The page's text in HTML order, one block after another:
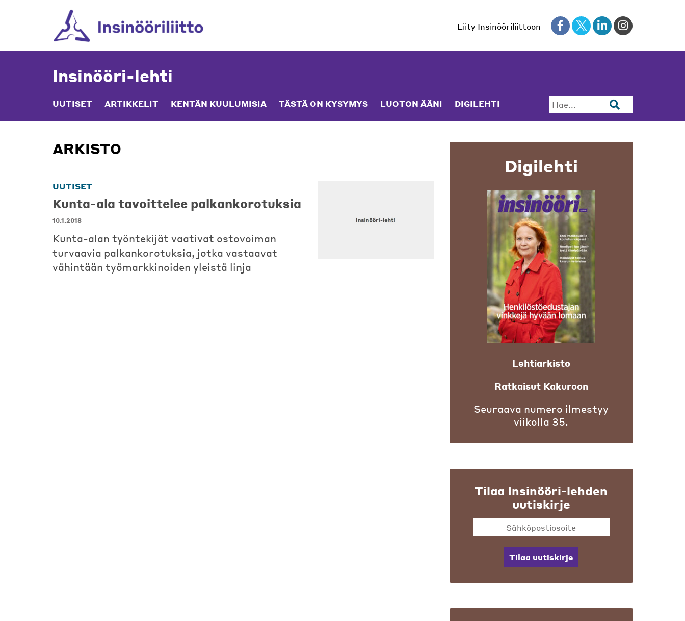
Liity Insinööriliittoon
Insinööri-lehti
UUTISET ARTIKKELIT KENTÄN KUULUMISIA TÄSTÄ ON KYSYMYS LUOTON ÄÄNI DIGILEHTI Hae...
ARKISTO
UUTISET
Kunta-ala tavoittelee palkankorotuksia
10.1.2018
Kunta-alan työntekijät vaativat ostovoiman
turvaavia palkankorotuksia, jotka vastaavat
vähintään työmarkkinoiden yleistä linja
Digilehti
Lehtiarkisto
Ratkaisut Kakuroon
Seuraava numero ilmestyy
viikolla 35.
Tilaa Insinööri-lehden
uutiskirje
Tilaa uutiskirje